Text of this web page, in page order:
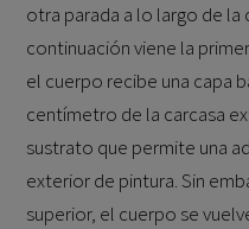
otra parada a lo largo de la
continuación viene la
el cuerpo recibe una capa
centímetro de la carcasa
sustrato que permite una
exterior de pintura. Sin
superior, el cuerpo se